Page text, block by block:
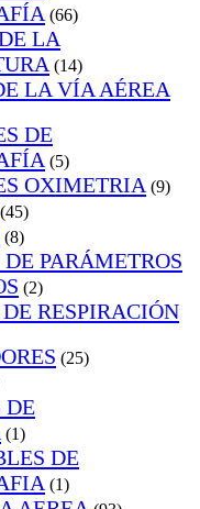
(66)
LA
(14)
LA VÍA AÉREA
DE
(5)
OXIMETRIA (9)
(45)
(8)
DE PARÁMETROS
(2)
RESPIRACIÓN
(25)
DE
(1)
DE
(1)